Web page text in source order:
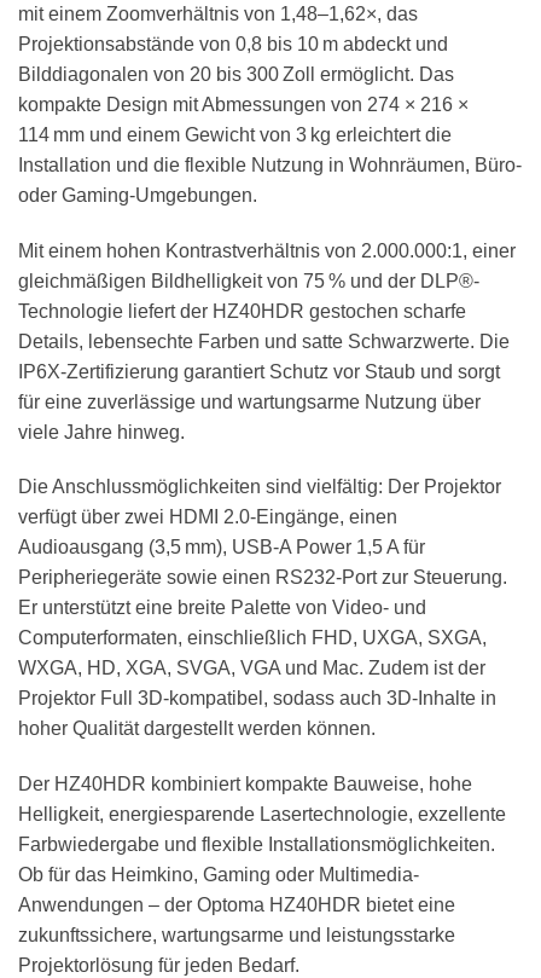
mit einem Zoomverhältnis von 1,48–1,62×, das
Projektionsabstände von 0,8 bis 10 m abdeckt und
Bilddiagonalen von 20 bis 300 Zoll ermöglicht. Das
kompakte Design mit Abmessungen von 274 × 216 ×
114 mm und einem Gewicht von 3 kg erleichtert die
Installation und die flexible Nutzung in Wohnräumen, Büro-
oder Gaming-Umgebungen.
Mit einem hohen Kontrastverhältnis von 2.000.000:1, einer
gleichmäßigen Bildhelligkeit von 75 % und der DLP®-
Technologie liefert der HZ40HDR gestochen scharfe
Details, lebensechte Farben und satte Schwarzwerte. Die
IP6X-Zertifizierung garantiert Schutz vor Staub und sorgt
für eine zuverlässige und wartungsarme Nutzung über
viele Jahre hinweg.
Die Anschlussmöglichkeiten sind vielfältig: Der Projektor
verfügt über zwei HDMI 2.0-Eingänge, einen
Audioausgang (3,5 mm), USB-A Power 1,5 A für
Peripheriegeräte sowie einen RS232-Port zur Steuerung.
Er unterstützt eine breite Palette von Video- und
Computerformaten, einschließlich FHD, UXGA, SXGA,
WXGA, HD, XGA, SVGA, VGA und Mac. Zudem ist der
Projektor Full 3D-kompatibel, sodass auch 3D-Inhalte in
hoher Qualität dargestellt werden können.
Der HZ40HDR kombiniert kompakte Bauweise, hohe
Helligkeit, energiesparende Lasertechnologie, exzellente
Farbwiedergabe und flexible Installationsmöglichkeiten.
Ob für das Heimkino, Gaming oder Multimedia-
Anwendungen – der Optoma HZ40HDR bietet eine
zukunftssichere, wartungsarme und leistungsstarke
Projektorlösung für jeden Bedarf.